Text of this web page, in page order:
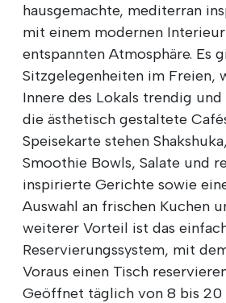
hausgemachte, mediterran
mit einem modernen
entspannten Atmosphäre. Es
Sitzgelegenheiten im Freien,
Innere des Lokals trendig
die ästhetisch gestaltete
Speisekarte stehen
Smoothie Bowls, Salate und
inspirierte Gerichte sowie
Auswahl an frischen Kuchen
weiterer Vorteil ist das
Reservierungssystem, mit
Voraus einen Tisch
Geöffnet täglich von 8 bis 20